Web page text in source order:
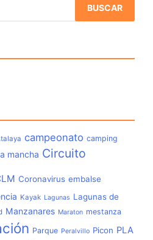
campeonato camping
mancha Circuito
Coronavirus embalse
Kayak Lagunas Lagunas de
Manzanares Maraton mestanza
Parque Peralvillo Picon PLA